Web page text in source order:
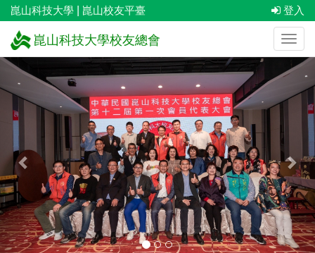
崑山科技大學 崑山校友平臺 登入
崑山科技大學校友總會
上
張
下
一